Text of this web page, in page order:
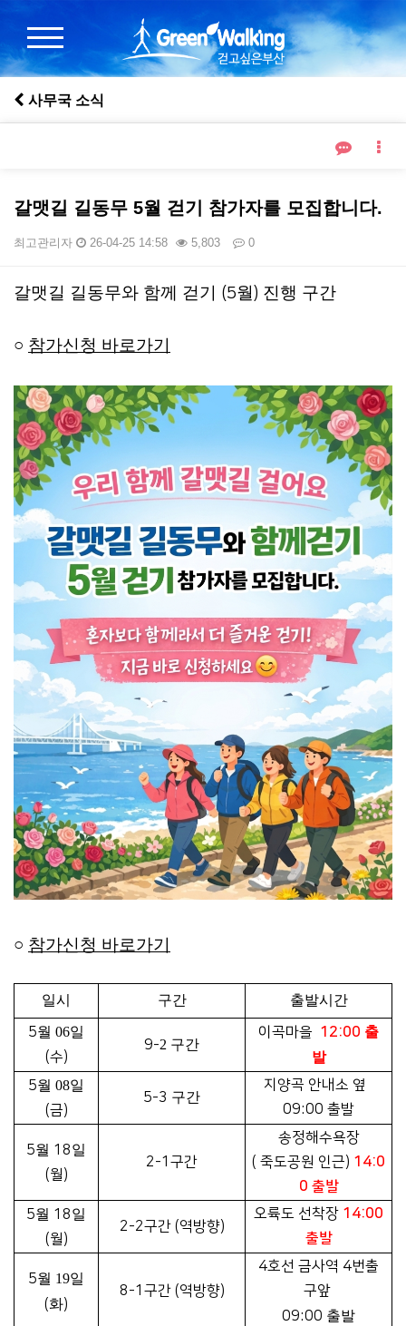
사무국 소식
갈맷길 길동무 5월 걷기 참가자를 모집합니다.
최고관리자 26-04-25 14:58 5,803 0
본문
갈맷길 길동무와 함께 걷기 (5월) 진행 구간
○ 참가신청 바로가기
○ 참가신청 바로가기
일시 구간 출발시간
5월 06일
(수)
9-2 구간
이곡마을 12:00 출
발
5월 08일
(금)
5-3 구간
지양곡 안내소 옆
09:00 출발
5월 18일
(월)
2-1구간
송정해수욕장
( 죽도공원 인근) 14:0
0 출발
5월 18일
(월)
2-2구간 (역방향)
오륙도 선착장 14:00
출발
5월 19일
(화)
8-1구간 (역방향)
4호선 금사역 4번출
구앞
09:00 출발